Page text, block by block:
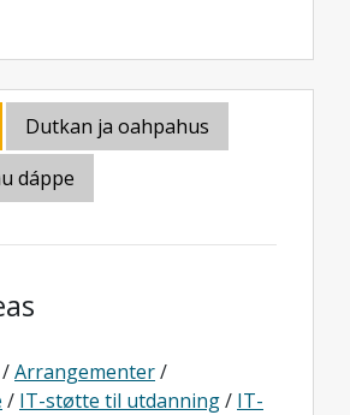
Dutkan ja oahpahus
dáppe
/Arrangementer/
/ IT-støtte til utdanning/ IT-